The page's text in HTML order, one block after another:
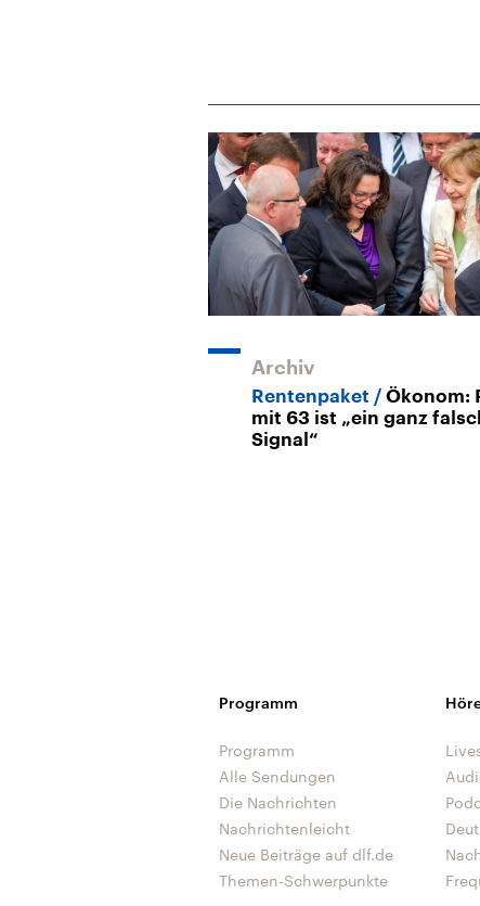
Archiv
Rentenpaket
Ökonom:
mit 63 ist „ein ganz
Signal“
Programm
Programm
Alle Sendungen
Die Nachrichten
Nachrichtenleicht
Neue Beiträge auf dlf.de
Themen-Schwerpunkte